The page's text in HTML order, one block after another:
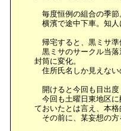
毎度恒例の組合の季節
横濱で途中下車。知人
帰宅すると、黒ミサ準
黒ミサのサークル当落
封筒に変化。
住所氏名しか見えない
開けると今回も目出度
今回も土曜日東地区に
ておいたとは言え、本格
その前に、某妄想の方